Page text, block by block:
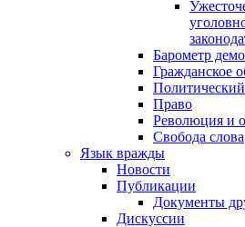
Барометр
Гражданское
Право
Революция и
Свобода слова
Язык вражды
Новости
Публикации
Документы
Дискуссии